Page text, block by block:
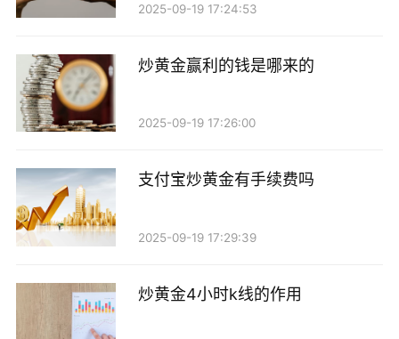
2025-09-19 17:24:53
炒黄金赢利的钱是哪来的
2025-09-19 17:26:00
支付宝炒黄金有手续费吗
2025-09-19 17:29:39
炒黄金4小时k线的作用